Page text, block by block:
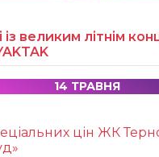
із великим літнім
14 ТРАВНЯ
цін ЖК